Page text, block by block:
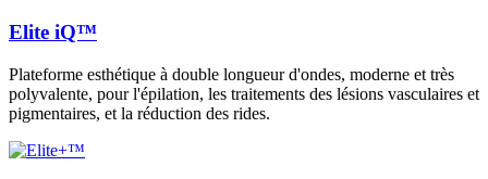
Elite iQ™
Plateforme esthétique à double longueur d'ondes, moderne et très
polyvalente, pour l'épilation, les traitements des lésions vasculaires et
pigmentaires, et la réduction des rides.